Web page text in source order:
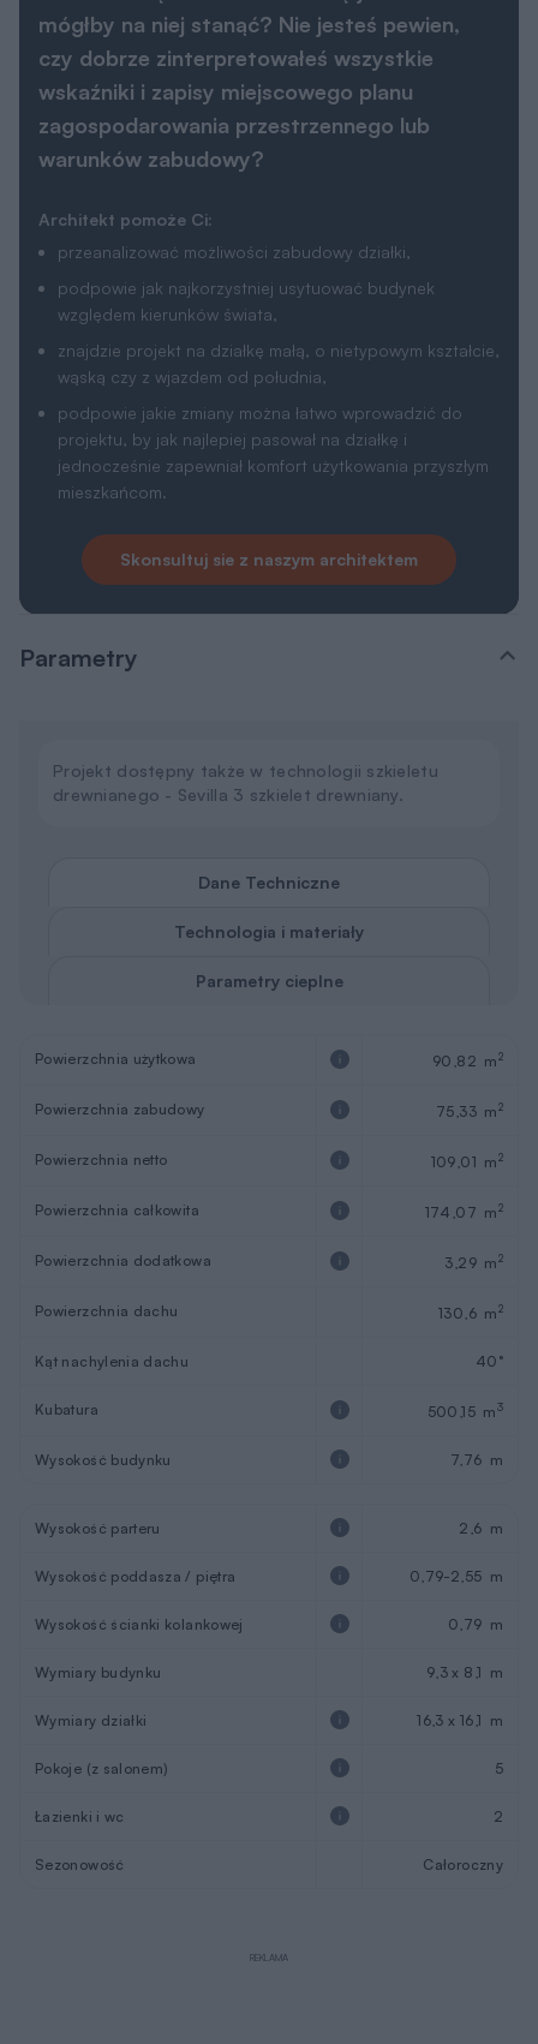
mógłby na niej stanąć? Nie jesteś pewien,
czy dobrze zinterpretowałeś wszystkie
wskaźniki i zapisy miejscowego planu
zagospodarowania przestrzennego lub
warunków zabudowy?
Architekt pomoże Ci:
przeanalizować możliwości zabudowy działki,
podpowie jak najkorzystniej usytuować budynek
względem kierunków świata,
znajdzie projekt na działkę małą, o nietypowym kształcie,
wąską czy z wjazdem od południa,
podpowie jakie zmiany można łatwo wprowadzić do
projektu, by jak najlepiej pasował na działkę i
jednocześnie zapewniał komfort użytkowania przyszłym
mieszkańcom.
Skonsultuj sie z naszym architektem
Parametry
Projekt dostępny także w technologii szkieletu
drewnianego - Sevilla 3 szkielet drewniany.
Dane Techniczne
Technologia i materiały
Parametry cieplne
Powierzchnia użytkowa 90,82 m2
Powierzchnia zabudowy 75,33 m2
Powierzchnia netto 109,01 m2
Powierzchnia całkowita 174,07 m2
Powierzchnia dodatkowa 3,29 m2
Powierzchnia dachu 130,6 m2
Kąt nachylenia dachu 40°
Kubatura 500,15 m3
Wysokość budynku 7,76 m
Wysokość parteru 2,6 m
Wysokość poddasza / piętra 0,79-2,55 m
Wysokość ścianki kolankowej 0,79 m
Wymiary budynku 9,3 x 8,1 m
Wymiary działki 16,3 x 16,1 m
Pokoje (z salonem) 5
Łazienki i wc 2
Sezonowość Całoroczny
REKLAMA